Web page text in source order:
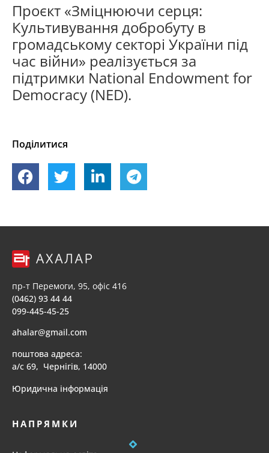
Проєкт «Зміцнюючи серця:
Культивування добробуту в
громадському секторі України під
час війни» реалізується за
підтримки National Endowment for
Democracy (NED).
Поділитися
пр-т Перемоги, 95, офіс 416
(0462) 93 44 44
099-445-45-25
ahalar@gmail.com
поштова адреса:
а/с 69, Чернігів, 14000
Юридична інформація
НАПРЯМКИ